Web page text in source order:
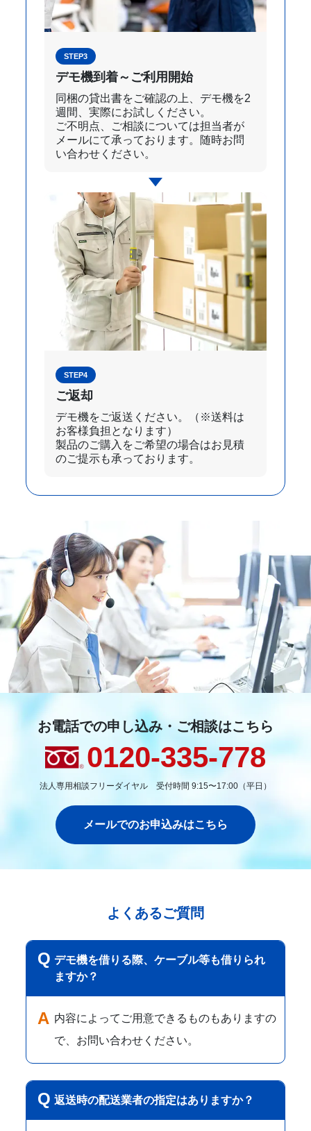
STEP3
デモ機到着～ご利用開始
同梱の貸出書をご確認の上、デモ機を2
週間、実際にお試しください。
ご不明点、ご相談については担当者が
メールにて承っております。随時お問
い合わせください。
STEP4
ご返却
デモ機をご返送ください。（※送料は
お客様負担となります）
製品のご購入をご希望の場合はお見積
のご提示も承っております。
お電話での申し込み・ご相談はこちら
0120-335-778
法人専用相談フリーダイヤル 受付時間 9:15〜17:00（平日）
メールでのお申込みはこちら
よくあるご質問
デモ機を借りる際、ケーブル等も借りられ
ますか？
内容によってご用意できるものもありますの
で、お問い合わせください。
返送時の配送業者の指定はありますか？